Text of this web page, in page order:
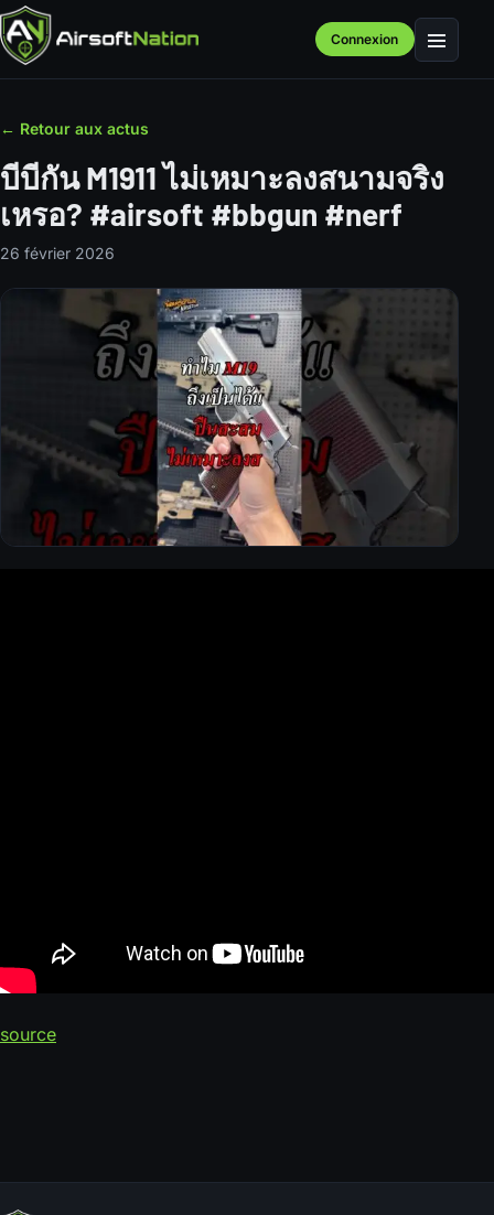
Connexion Menu
← Retour aux actus
บีบีกัน M1911 ไม่เหมาะลงสนามจริง
เหรอ? #airsoft #bbgun #nerf
26 février 2026
source